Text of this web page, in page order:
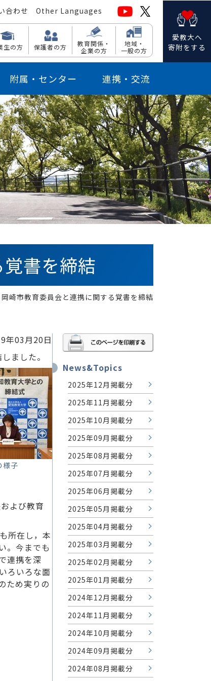
合わせ Other Languages
生の方 保護者の方
教育関係・
企業の方
地域・
一般の方
愛教大へ
寄附をする
附属・センター 連携・交流
書を締結
崎市教育委員会と連携に関する覚書を締結
年03月20日
ました。
様子
よび教育
所在し，本
。今までも
連携を深
ろいろな面
ため実りの
News&Topics
2025年12月掲載分
2025年11月掲載分
2025年10月掲載分
2025年09月掲載分
2025年08月掲載分
2025年07月掲載分
2025年06月掲載分
2025年05月掲載分
2025年04月掲載分
2025年03月掲載分
2025年02月掲載分
2025年01月掲載分
2024年12月掲載分
2024年11月掲載分
2024年10月掲載分
2024年09月掲載分
2024年08月掲載分